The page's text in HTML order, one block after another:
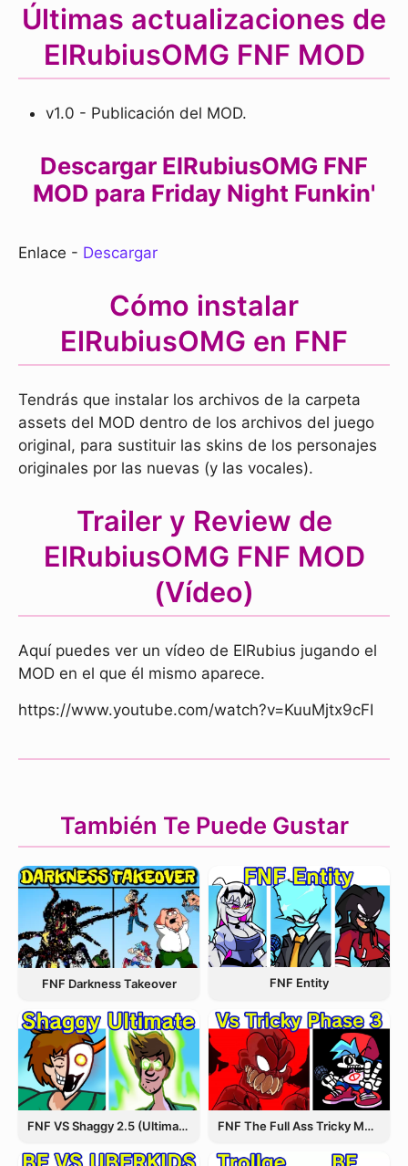
Últimas actualizaciones de
ElRubiusOMG FNF MOD
v1.0 - Publicación del MOD.
Descargar ElRubiusOMG FNF
MOD para Friday Night Funkin'
Enlace - Descargar
Cómo instalar
ElRubiusOMG en FNF
Tendrás que instalar los archivos de la carpeta
assets del MOD dentro de los archivos del juego
original, para sustituir las skins de los personajes
originales por las nuevas (y las vocales).
Trailer y Review de
ElRubiusOMG FNF MOD
(Vídeo)
Aquí puedes ver un vídeo de ElRubius jugando el
MOD en el que él mismo aparece.
https://www.youtube.com/watch?v=KuuMjtx9cFI
También Te Puede Gustar
FNF Darkness Takeover FNF Entity
FNF VS Shaggy 2.5 (Ultimate Update) FNF The Full Ass Tricky MOD